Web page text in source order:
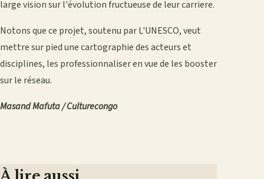
large vision sur l'évolution fructueuse de leur carriere.
Notons que ce projet, soutenu par L'UNESCO, veut
mettre sur pied une cartographie des acteurs et
disciplines, les professionnaliser en vue de les booster
sur le réseau.
Masand Mafuta / Culturecongo
À lire aussi